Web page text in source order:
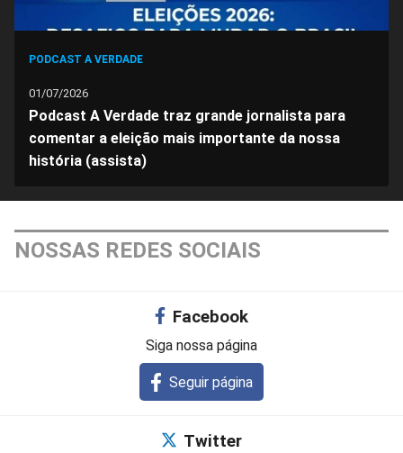
PODCAST A VERDADE
01/07/2026
Podcast A Verdade traz grande jornalista para
comentar a eleição mais importante da nossa
história (assista)
NOSSAS REDES SOCIAIS
Facebook
Siga nossa página
Seguir página
Twitter